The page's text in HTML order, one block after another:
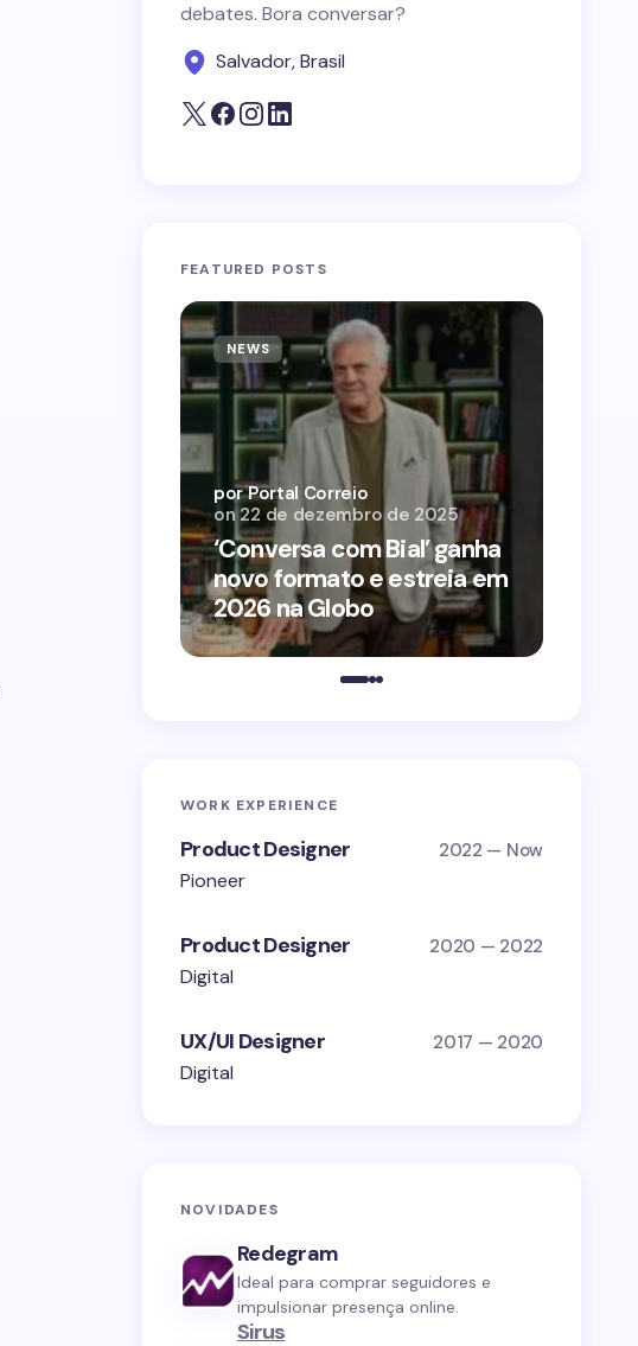
debates. Bora conversar?
Salvador, Brasil
FEATURED POSTS
NEWS
‘Conversa com Bial’ ganha
novo formato e estreia em
2026 na Globo
por Portal Correio
on 22 de dezembro de 2025
WORK EXPERIENCE
Product Designer 2022 — Now
Pioneer
Product Designer 2020 — 2022
Digital
UX/UI Designer 2017 — 2020
Digital
NOVIDADES
Redegram
Ideal para comprar seguidores e
impulsionar presença online.
Sirus